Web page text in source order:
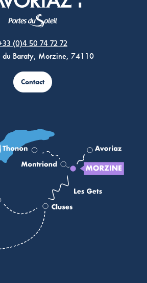
(0)4 50 74 72 72
du Baraty, Morzine, 74110
Contact